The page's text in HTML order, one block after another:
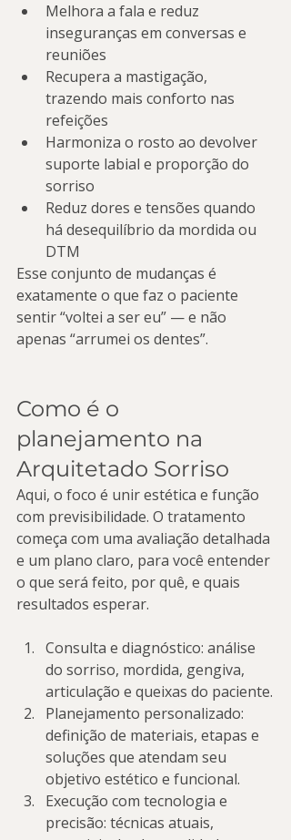
Melhora a fala e reduz
inseguranças em conversas e
reuniões
Recupera a mastigação,
trazendo mais conforto nas
refeições
Harmoniza o rosto ao devolver
suporte labial e proporção do
sorriso
Reduz dores e tensões quando
há desequilíbrio da mordida ou
DTM
Esse conjunto de mudanças é
exatamente o que faz o paciente
sentir “voltei a ser eu” — e não
apenas “arrumei os dentes”.
Como é o
planejamento na
Arquitetado Sorriso
Aqui, o foco é unir estética e função
com previsibilidade. O tratamento
começa com uma avaliação detalhada
e um plano claro, para você entender
o que será feito, por quê, e quais
resultados esperar.
Consulta e diagnóstico: análise
do sorriso, mordida, gengiva,
articulação e queixas do paciente.
Planejamento personalizado:
definição de materiais, etapas e
soluções que atendam seu
objetivo estético e funcional.
Execução com tecnologia e
precisão: técnicas atuais,